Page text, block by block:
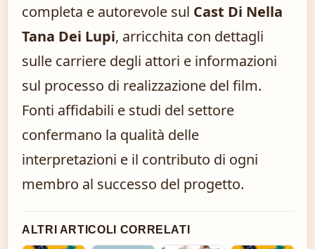
completa e autorevole sul Cast Di Nella
Tana Dei Lupi, arricchita con dettagli
sulle carriere degli attori e informazioni
sul processo di realizzazione del film.
Fonti affidabili e studi del settore
confermano la qualità delle
interpretazioni e il contributo di ogni
membro al successo del progetto.
ALTRI ARTICOLI CORRELATI